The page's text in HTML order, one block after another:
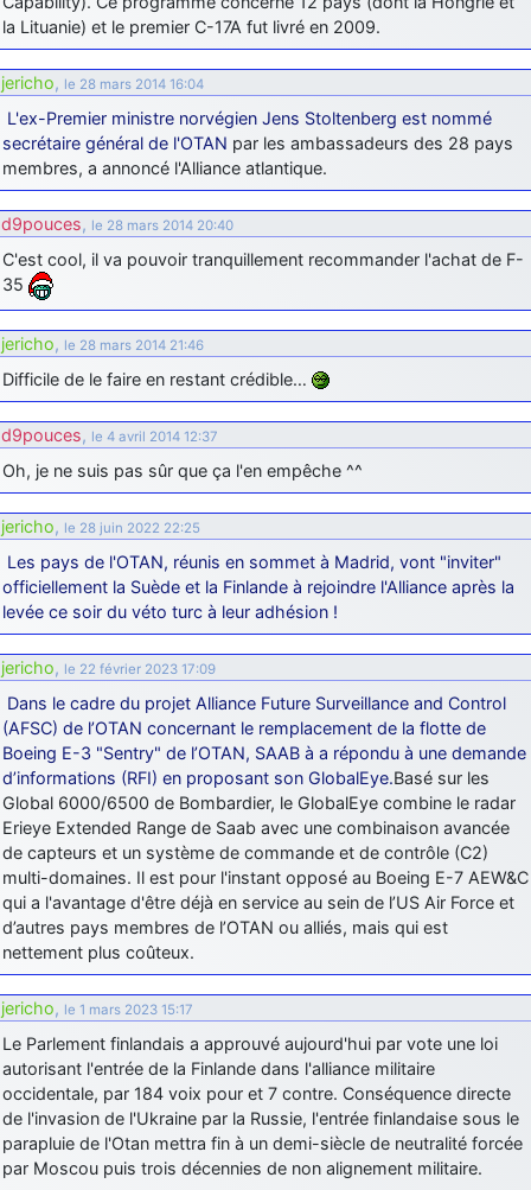
little boy: je vous souhaite un bon réveillon pour cette nouvelle
jericho: Merci D9pouces, à mon tour de souhaiter un Joyeux Noël
et de bonnes fêtes de fin d'année.
d9pouces: Joyeux Noël à tous !
d9pouces: mais tu peux tenter l'un des rares lycées militaires
comme le Prytanée dans la Sarthe, ça ne peut pas faire de mal !
d9pouces : C'est plutôt après le lycée, voire après une prépa
scientifique, tu as donc encore un peu de temps devant toi
yaellerigolow: bonjour a tous je suis un élève de première
passionnée par l'aviation militaire , pourrais je savoir que faire après
le lycée pour s'orienter et pouvoir devenir officier de l'armée de l'air?
d9pouces : lesquels, par exemple ?
mahmoud: bonsoir, très instructif ce site .mais nous aimerions avoir
les photo des anciens appareils de l'armée de l'air de la haute -volta
d9pouces
jericho : Pour moi tout est à nouveau OK dirait-on… Merci à toi.
d9pouces: En espérant n’avoir coupé les accessoires de personne
au passage !
d9pouces: j'ai trouvé un palliatif un peu violent, mais ça devrait aller
d9pouces: cette fois, c'est le Brésil et Singapour qui mettent le site
par terre
jericho: Ah ben je peux te confirmer que j'étais resté dans le filtre…
d9pouces: Désolé ! Mon filtrage a été un peu trop violent
manifestement
tout voir
la Lituanie) et le premier C-17A fut livré en 2009.
jericho, le 28 mars 2014 16:04
L'ex-Premier ministre norvégien Jens Stoltenberg est nommé
secrétaire général de l'OTAN par les ambassadeurs des 28 pays
membres, a annoncé l'Alliance atlantique.
d9pouces, le 28 mars 2014 20:40
C'est cool, il va pouvoir tranquillement recommander l'achat de F-
35
jericho, le 28 mars 2014 21:46
Difficile de le faire en restant crédible…
d9pouces, le 4 avril 2014 12:37
Oh, je ne suis pas sûr que ça l'en empêche ^^
jericho, le 28 juin 2022 22:25
Les pays de l'OTAN, réunis en sommet à Madrid, vont "inviter"
officiellement la Suède et la Finlande à rejoindre l'Alliance après la
levée ce soir du véto turc à leur adhésion !
jericho, le 22 février 2023 17:09
Dans le cadre du projet Alliance Future Surveillance and Control
(AFSC) de l’OTAN concernant le remplacement de la flotte de
Boeing E-3 "Sentry" de l’OTAN, SAAB à a répondu à une demande
d’informations (RFI) en proposant son GlobalEye.Basé sur les
Global 6000/6500 de Bombardier, le GlobalEye combine le radar
Erieye Extended Range de Saab avec une combinaison avancée
de capteurs et un système de commande et de contrôle (C2)
multi-domaines. Il est pour l'instant opposé au Boeing E-7 AEW&C
qui a l'avantage d'être déjà en service au sein de l’US Air Force et
d’autres pays membres de l’OTAN ou alliés, mais qui est
nettement plus coûteux.
jericho, le 1 mars 2023 15:17
Le Parlement finlandais a approuvé aujourd'hui par vote une loi
autorisant l'entrée de la Finlande dans l'alliance militaire
occidentale, par 184 voix pour et 7 contre. Conséquence directe
de l'invasion de l'Ukraine par la Russie, l'entrée finlandaise sous le
parapluie de l'Otan mettra fin à un demi-siècle de neutralité forcée
par Moscou puis trois décennies de non alignement militaire.